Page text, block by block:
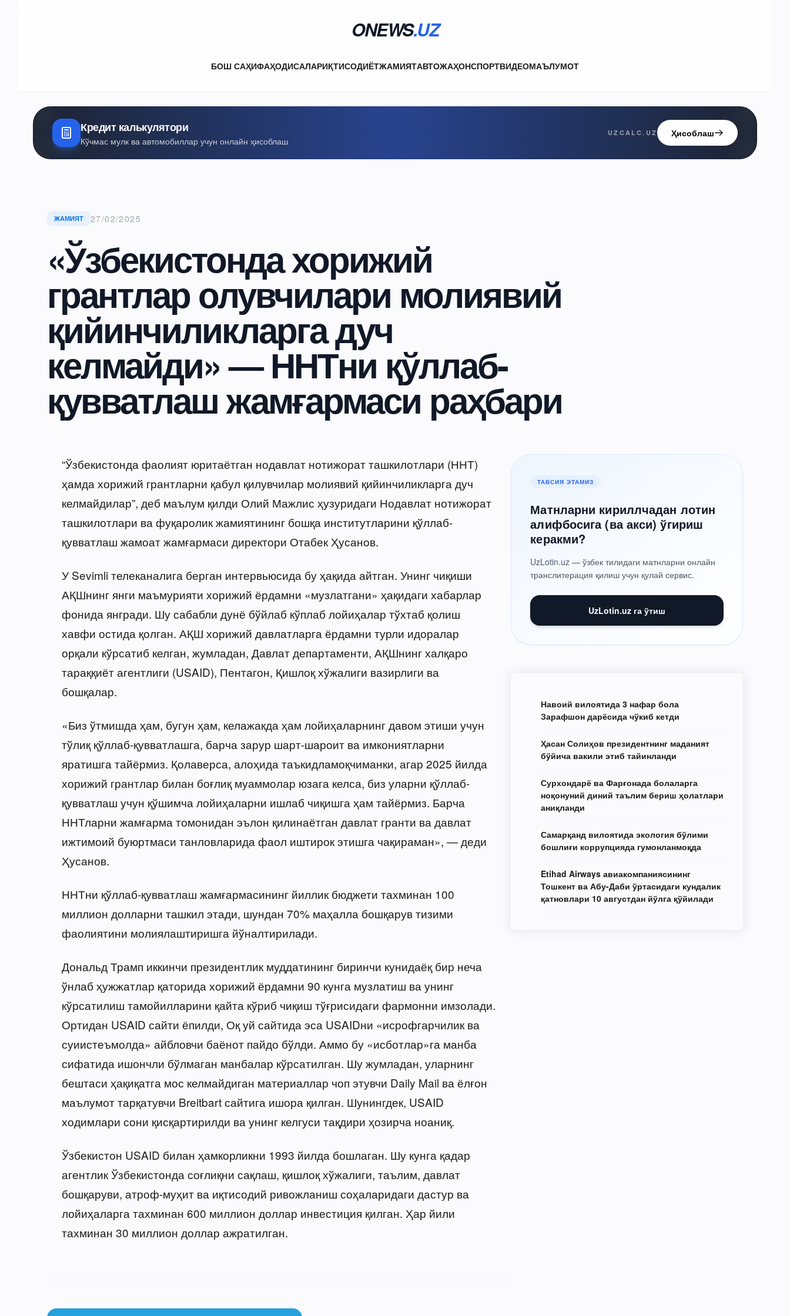
ONEWS.UZ
БОШ САҲИФАҲОДИСАЛАРИҚТИСОДИЁТЖАМИЯТАВТОЖАҲОНСПОРТВИДЕОМАЪЛУМОТ
Кредит калькулятори
Кўчмас мулк ва автомобиллар учун онлайн ҳисоблаш
UZCALC.UZ Ҳисоблаш
ЖАМИЯТ 27/02/2025
«Ўзбекистонда хорижий
грантлар олувчилари молиявий
қийинчиликларга дуч
келмайди» — ННТни қўллаб-
қувватлаш жамғармаси раҳбари
“Ўзбекистонда фаолият юритаётган нодавлат нотижорат ташкилотлари (ННТ)
ҳамда хорижий грантларни қабул қилувчилар молиявий қийинчиликларга дуч
келмайдилар”, деб маълум қилди Олий Мажлис ҳузуридаги Нодавлат нотижорат
ташкилотлари ва фуқаролик жамиятининг бошқа институтларини қўллаб-
қувватлаш жамоат жамғармаси директори Отабек Ҳусанов.
У Sevimli телеканалига берган интервьюсида бу ҳақида айтган. Унинг чиқиши
АҚШнинг янги маъмурияти хорижий ёрдамни «музлатгани» ҳақидаги хабарлар
фонида янгради. Шу сабабли дунё бўйлаб кўплаб лойиҳалар тўхтаб қолиш
хавфи остида қолган. АҚШ хорижий давлатларга ёрдамни турли идоралар
орқали кўрсатиб келган, жумладан, Давлат департаменти, АҚШнинг халқаро
тараққиёт агентлиги (USAID), Пентагон, Қишлоқ хўжалиги вазирлиги ва
бошқалар.
«Биз ўтмишда ҳам, бугун ҳам, келажакда ҳам лойиҳаларнинг давом этиши учун
тўлиқ қўллаб-қувватлашга, барча зарур шарт-шароит ва имкониятларни
яратишга тайёрмиз. Қолаверса, алоҳида таъкидламоқчиманки, агар 2025 йилда
хорижий грантлар билан боғлиқ муаммолар юзага келса, биз уларни қўллаб-
қувватлаш учун қўшимча лойиҳаларни ишлаб чиқишга ҳам тайёрмиз. Барча
ННТларни жамғарма томонидан эълон қилинаётган давлат гранти ва давлат
ижтимоий буюртмаси танловларида фаол иштирок этишга чақираман», — деди
Ҳусанов.
ННТни қўллаб-қувватлаш жамғармасининг йиллик бюджети тахминан 100
миллион долларни ташкил этади, шундан 70% маҳалла бошқарув тизими
фаолиятини молиялаштиришга йўналтирилади.
Дональд Трамп иккинчи президентлик муддатининг биринчи кунидаёқ бир неча
ўнлаб ҳужжатлар қаторида хорижий ёрдамни 90 кунга музлатиш ва унинг
кўрсатилиш тамойилларини қайта кўриб чиқиш тўғрисидаги фармонни имзолади.
Ортидан USAID сайти ёпилди, Оқ уй сайтида эса USAIDни «исрофгарчилик ва
суиистеъмолда» айбловчи баёнот пайдо бўлди. Аммо бу «исботлар»га манба
сифатида ишончли бўлмаган манбалар кўрсатилган. Шу жумладан, уларнинг
бештаси ҳақиқатга мос келмайдиган материаллар чоп этувчи Daily Mail ва ёлғон
маълумот тарқатувчи Breitbart сайтига ишора қилган. Шунингдек, USAID
ходимлари сони қисқартирилди ва унинг келгуси тақдири ҳозирча ноаниқ.
Ўзбекистон USAID билан ҳамкорликни 1993 йилда бошлаган. Шу кунга қадар
агентлик Ўзбекистонда соғлиқни сақлаш, қишлоқ хўжалиги, таълим, давлат
бошқаруви, атроф-муҳит ва иқтисодий ривожланиш соҳаларидаги дастур ва
лойиҳаларга тахминан 600 миллион доллар инвестиция қилган. Ҳар йили
тахминан 30 миллион доллар ажратилган.
ТАВСИЯ ЭТАМИЗ
Матнларни кириллчадан лотин
алифбосига (ва акси) ўгириш
керакми?
UzLotin.uz — ўзбек тилидаги матнларни онлайн
транслитерация қилиш учун қулай сервис.
UzLotin.uz га ўтиш
Навоий вилоятида 3 нафар бола
Зарафшон дарёсида чўкиб кетди
Ҳасан Солиҳов президентнинг маданият
бўйича вакили этиб тайинланди
Сурхондарё ва Фарғонада болаларга
ноқонуний диний таълим бериш ҳолатлари
аниқланди
Самарқанд вилоятида экология бўлими
бошлиғи коррупцияда гумонланмоқда
Etihad Airways авиакомпаниясининг
Тошкент ва Абу-Даби ўртасидаги кундалик
қатновлари 10 августдан йўлга қўйилади